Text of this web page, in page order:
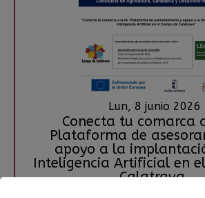
Lun, 8 junio 2026
Conecta tu comarca
Plataforma de
apoyo a la
Inteligencia Artificial en
Calatrava.